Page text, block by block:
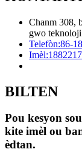
Chanm 308,
gwo
Telefòn:86-
Imèl:
BILTEN
Pou kesyon
kite imèl ou
èdtan.